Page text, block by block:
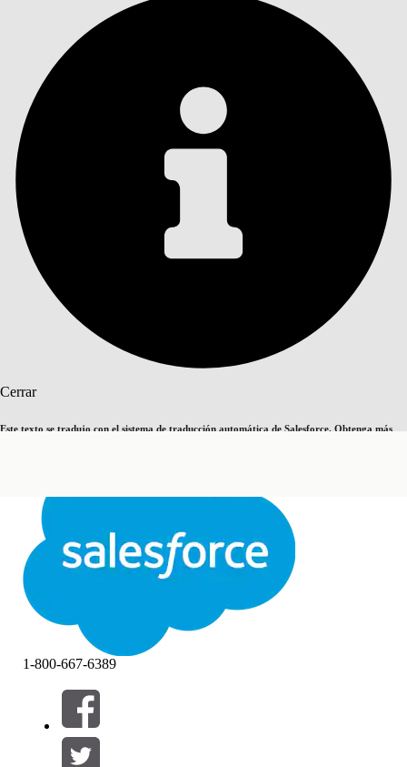
Cerrar
Este texto se tradujo con el sistema de traducción automática de Salesforce. Obtenga más
Cerrar Cerrar
Índice de materias
ÍNDICE DE MATERIAS
Buscar
Filtros (0)
SELECCIONAR FILTROS
1-800-667-6389